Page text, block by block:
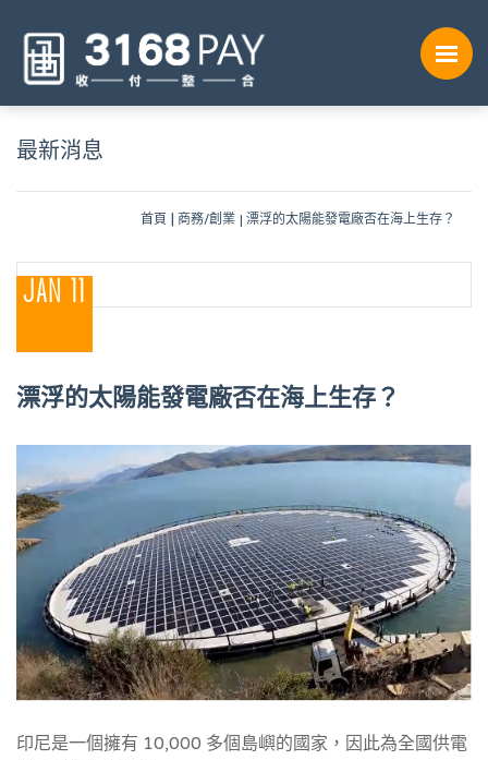
最新消息
首頁 商務/創業 漂浮的太陽能發電廠否在海上生存？
JAN 11
漂浮的太陽能發電廠否在海上生存？
印尼是一個擁有 10,000 多個島嶼的國家，因此為全國供電